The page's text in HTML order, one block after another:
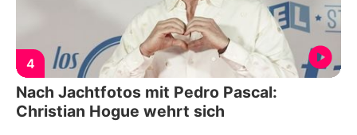
4
Nach Jachtfotos mit Pedro Pascal:
Christian Hogue wehrt sich